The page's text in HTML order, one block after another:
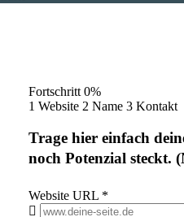
Fortschritt 0%
1 Website 2 Name 3 Kontakt
Trage hier einfach
noch Potenzial steckt.
Website URL *